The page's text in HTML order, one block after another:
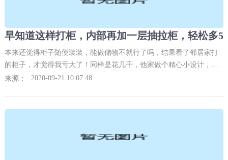
本来还觉得柜子随便装装，能做储物不就行了吗，结果看了邻居家打
的柜子，才觉得我亏大了！同样是花几千，他家做个精心小设计，柜
子内部再装抽拉柜，轻松比我家多出5平储物空间。到底咋实现的，我
来源： 2020-09-21 10:07:48